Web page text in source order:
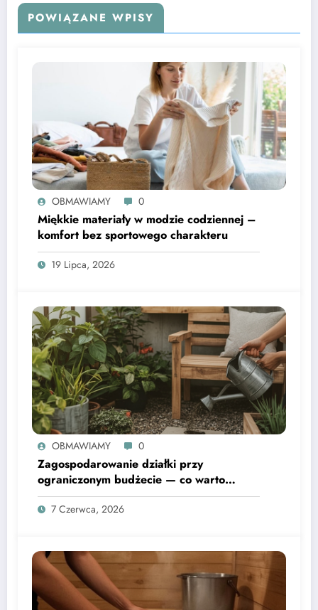
POWIĄZANE WPISY
OBMAWIAMY 0
Miękkie materiały w modzie codziennej –
komfort bez sportowego charakteru
19 Lipca, 2026
OBMAWIAMY 0
Zagospodarowanie działki przy
ograniczonym budżecie — co warto
wiedzieć
7 Czerwca, 2026